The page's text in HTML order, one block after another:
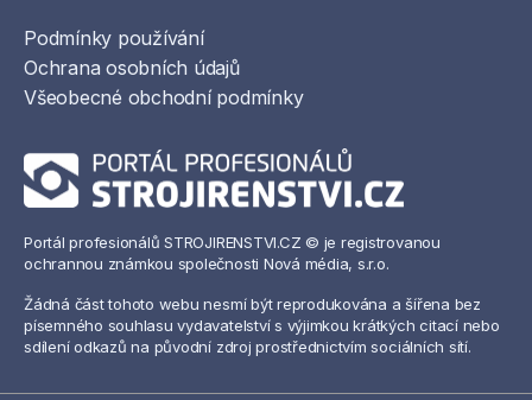
Podmínky používání
Ochrana osobních údajů
Všeobecné obchodní podmínky
Portál profesionálů STROJIRENSTVI.CZ © je registrovanou
ochrannou známkou společnosti Nová média, s.r.o.
Žádná část tohoto webu nesmí být reprodukována a šířena bez
písemného souhlasu vydavatelství s výjimkou krátkých citací nebo
sdílení odkazů na původní zdroj prostřednictvím sociálních sítí.